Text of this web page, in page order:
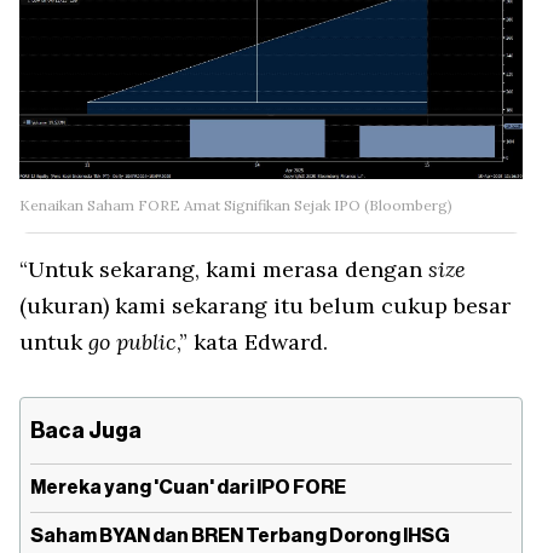
Kenaikan Saham FORE Amat Signifikan Sejak IPO (Bloomberg)
“Untuk sekarang, kami merasa dengan size
(ukuran) kami sekarang itu belum cukup besar
untuk go public,” kata Edward.
Baca Juga
Mereka yang 'Cuan' dari IPO FORE
Saham BYAN dan BREN Terbang Dorong IHSG